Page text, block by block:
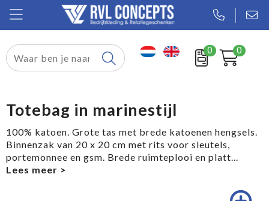
0 0
Relatiegeschenken
Tassen
Sport
Totebag in marinestijl
100% katoen. Grote tas met brede katoenen hengsels.
Binnenzak van 20 x 20 cm met rits voor sleutels,
portemonnee en gsm. Brede ruimteplooi en platt...